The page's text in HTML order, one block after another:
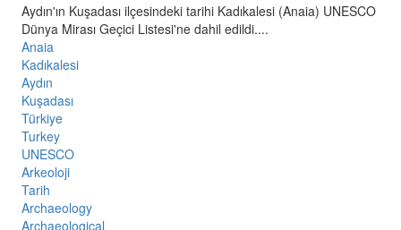
Aydın'ın Kuşadası ilçesindeki tarihi Kadıkalesi (Anaia) UNESCO
Dünya Mirası Geçici Listesi'ne dahil edildi....
Anaia
Kadıkalesi
Aydın
Kuşadası
Türkiye
Turkey
UNESCO
Arkeoloji
Tarih
Archaeology
Archaeological